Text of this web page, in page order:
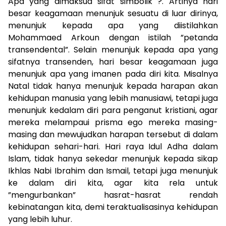
besar keagamaan menunjuk sesuatu di luar dirinya,
menunjuk kepada apa yang diistilahkan
Mohammaed Arkoun dengan istilah ”petanda
transendental”. Selain menunjuk kepada apa yang
sifatnya transenden, hari besar keagamaan juga
menunjuk apa yang imanen pada diri kita. Misalnya
Natal tidak hanya menunjuk kepada harapan akan
kehidupan manusia yang lebih manusiawi, tetapi juga
menunjuk kedalam diri para penganut kristiani, agar
mereka melampaui prisma ego mereka masing-
masing dan mewujudkan harapan tersebut di dalam
kehidupan sehari-hari. Hari raya Idul Adha dalam
Islam, tidak hanya sekedar menunjuk kepada sikap
Ikhlas Nabi Ibrahim dan Ismail, tetapi juga menunjuk
ke dalam diri kita, agar kita rela untuk
”mengurbankan” hasrat-hasrat rendah
kebinatangan kita, demi teraktualisasinya kehidupan
yang lebih luhur.